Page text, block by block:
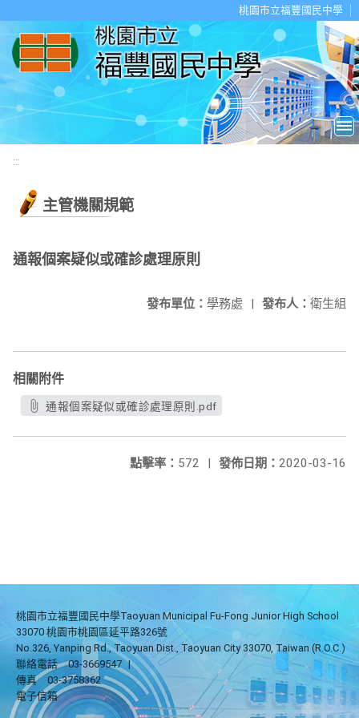
桃園市立福豐國民中學
:::
主管機關規範
通報個案疑似或確診處理原則
發布人： 衛生組
發布單位： 學務處 |
相關附件
通報個案疑似或確診處理原則.pdf
發佈日期： 2020-03-16
點擊率： 572 |
桃園市立福豐國民中學Taoyuan Municipal Fu-Fong Junior High School
33070 桃園市桃園區延平路326號
No.326, Yanping Rd., Taoyuan Dist., Taoyuan City 33070, Taiwan (R.O.C.)
聯絡電話
03-3669547 |
傳真
03-3758362
電子信箱